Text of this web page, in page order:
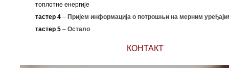
топлотне енергије
тастер 4 – Пријем информација о потрошњи на мерним
тастер 5 – Остало
КОНТАКТ